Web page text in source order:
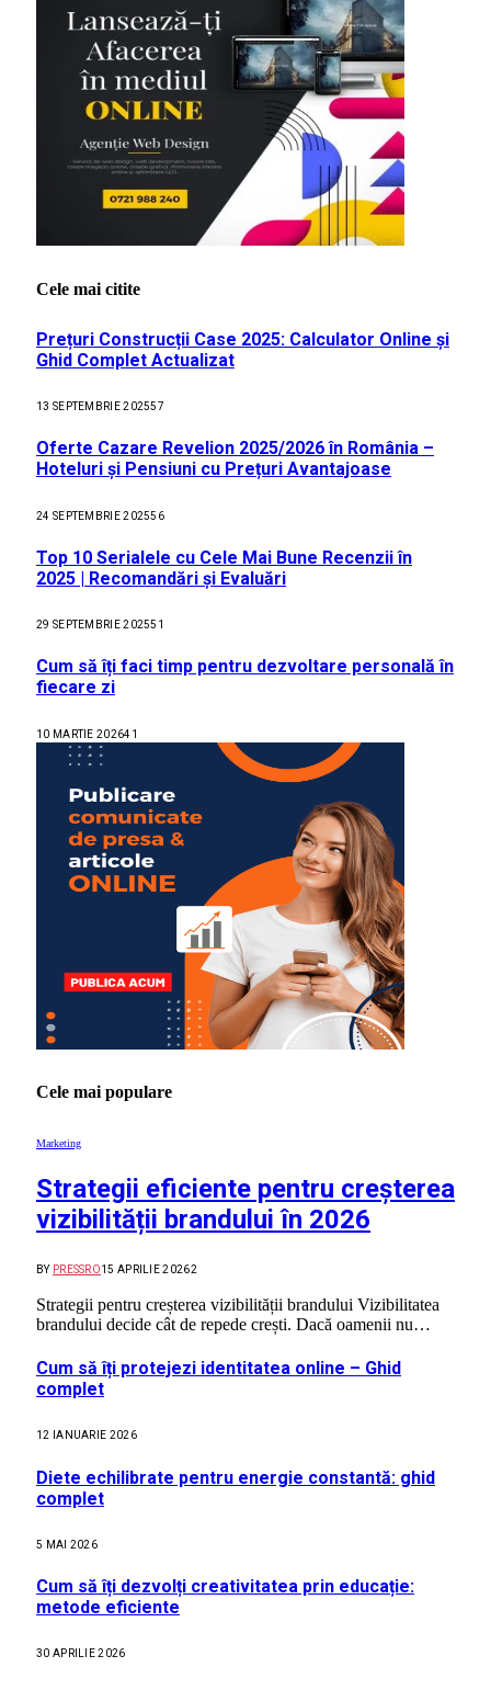
Cele mai citite
Prețuri Construcții Case 2025: Calculator Online și
Ghid Complet Actualizat
13 SEPTEMBRIE 202557
Oferte Cazare Revelion 2025/2026 în România –
Hoteluri și Pensiuni cu Prețuri Avantajoase
24 SEPTEMBRIE 202556
Top 10 Serialele cu Cele Mai Bune Recenzii în
2025 | Recomandări și Evaluări
29 SEPTEMBRIE 202551
Cum să îți faci timp pentru dezvoltare personală în
fiecare zi
10 MARTIE 202641
Cele mai populare
Marketing
Strategii eficiente pentru creșterea
vizibilității brandului în 2026
BY PRESSRO15 APRILIE 20262
Strategii pentru creșterea vizibilității brandului Vizibilitatea
brandului decide cât de repede crești. Dacă oamenii nu…
Cum să îți protejezi identitatea online – Ghid
complet
12 IANUARIE 2026
Diete echilibrate pentru energie constantă: ghid
complet
5 MAI 2026
Cum să îți dezvolți creativitatea prin educație:
metode eficiente
30 APRILIE 2026